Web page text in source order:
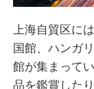
上海自貿区に
国館、ハンガ
館が集まって
品を鑑賞した